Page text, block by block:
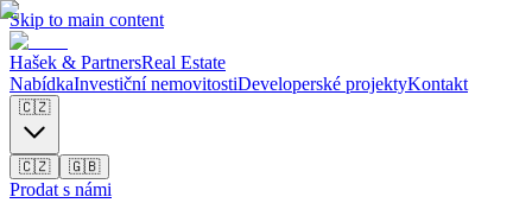
Skip to main content
Hašek & PartnersReal Estate
NabídkaInvestiční nemovitostiDeveloperské projektyKontakt
🇨🇿
🇨🇿 🇬🇧
Prodat s námi